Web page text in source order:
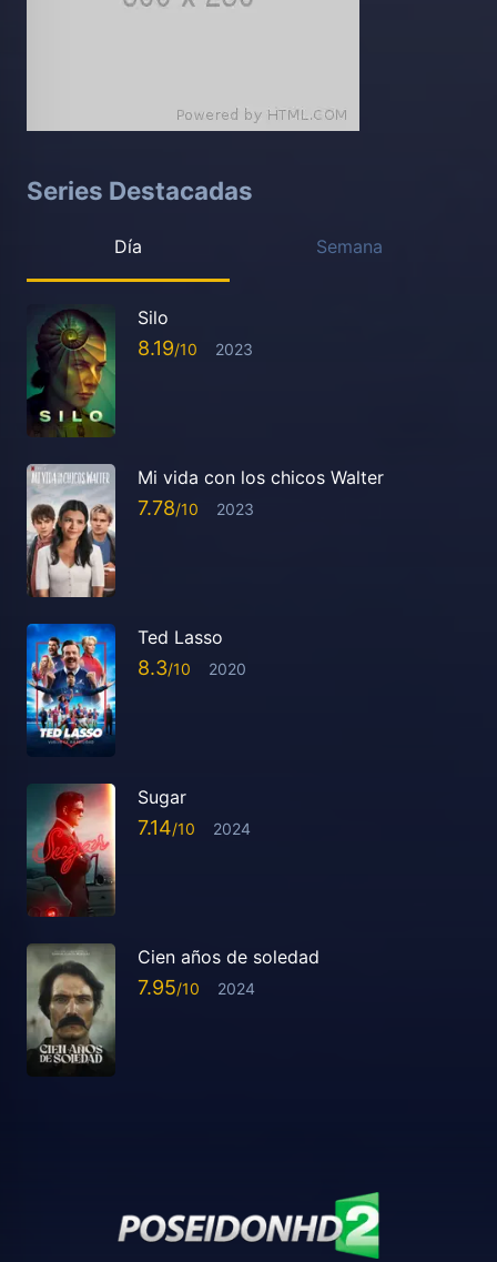
Series Destacadas
Día Semana
Silo
8.19 2023
Mi vida con los chicos Walter
7.78 2023
Ted Lasso
8.3 2020
Sugar
7.14 2024
Cien años de soledad
7.95 2024